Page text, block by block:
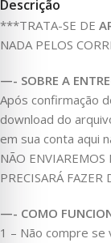
Descrição
***TRATA-SE DE
NADA PELOS
—- SOBRE A
Após confirmação
download do
em sua conta aqui
NÃO ENVIAREMOS
PRECISARÁ
—- COMO
1 – Não compre se